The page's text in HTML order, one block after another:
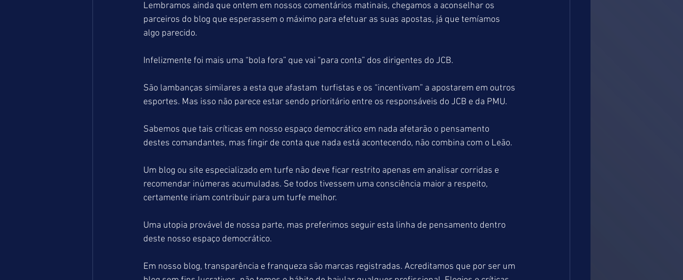
Lembramos ainda que ontem em nossos comentários matinais, chegamos a aconselhar os
parceiros do blog que esperassem o máximo para efetuar as suas apostas, já que temíamos
algo parecido.
Infelizmente foi mais uma “bola fora” que vai “para conta” dos dirigentes do JCB.
São lambanças similares a esta que afastam  turfistas e os “incentivam” a apostarem em outros
esportes. Mas isso não parece estar sendo prioritário entre os responsáveis do JCB e da PMU.
Sabemos que tais críticas em nosso espaço democrático em nada afetarão o pensamento
destes comandantes, mas fingir de conta que nada está acontecendo, não combina com o Leão.
Um blog ou site especializado em turfe não deve ficar restrito apenas em analisar corridas e
recomendar inúmeras acumuladas. Se todos tivessem uma consciência maior a respeito,
certamente iriam contribuir para um turfe melhor.
Uma utopia provável de nossa parte, mas preferimos seguir esta linha de pensamento dentro
deste nosso espaço democrático.
Em nosso blog, transparência e franqueza são marcas registradas. Acreditamos que por ser um